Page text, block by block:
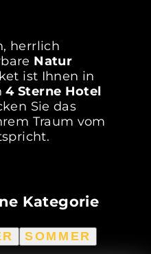
herrlich
Natur
ist Ihnen in
4 Sterne Hotel
Sie das
Traum vom
Kategorie
SOMMER